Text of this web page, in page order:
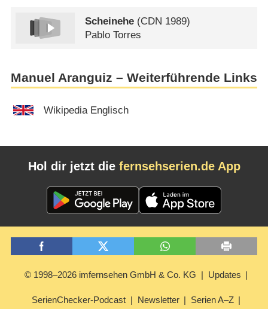
Scheinehe (CDN 1989)
Pablo Torres
Manuel Aranguiz – Weiterführende Links
Wikipedia Englisch
Hol dir jetzt die fernsehserien.de App
© 1998–2026 imfernsehen GmbH & Co. KG Updates
SerienChecker-Podcast Newsletter Serien A–Z